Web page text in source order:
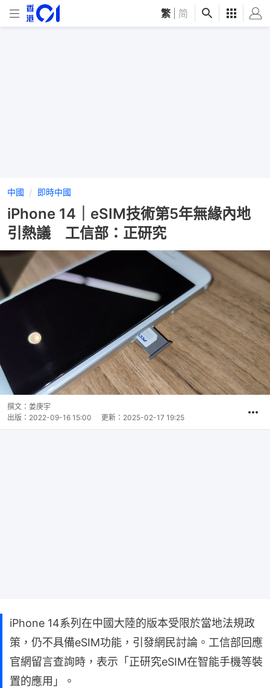
繁 简
中國 即時中國
iPhone 14｜eSIM技術第5年無緣內地
引熱議 工信部：正研究
撰文： 姜庚宇
出版： 2022-09-16 15:00 更新： 2025-02-17 19:25
iPhone 14系列在中國大陸的版本受限於當地法規政
策，仍不具備eSIM功能，引發網民討論。工信部回應
官網留言查詢時，表示「正研究eSIM在智能手機等裝
置的應用」。